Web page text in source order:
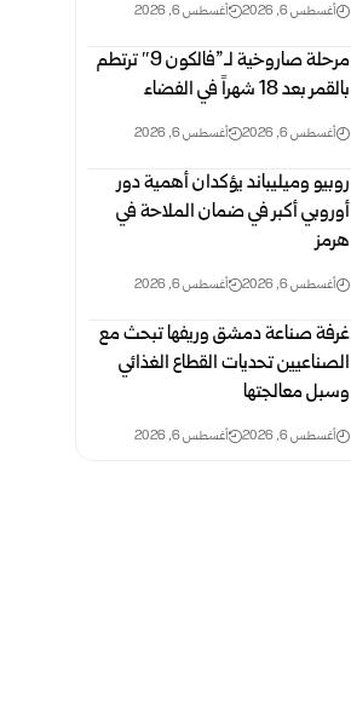
أغسطس 6, 2026 أغسطس 6, 2026
مرحلة صاروخية لـ”فالكون 9″ ترتطم
بالقمر بعد 18 شهراً في الفضاء
أغسطس 6, 2026 أغسطس 6, 2026
روبيو وميليباند يؤكدان أهمية دور
أوروبي أكبر في ضمان الملاحة في
هرمز
أغسطس 6, 2026 أغسطس 6, 2026
غرفة صناعة دمشق وريفها تبحث مع
الصناعيين تحديات القطاع الغذائي
وسبل معالجتها
أغسطس 6, 2026 أغسطس 6, 2026